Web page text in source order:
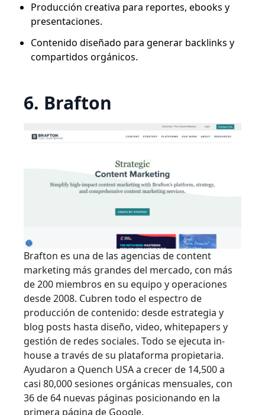
Producción creativa para reportes, ebooks y
presentaciones.
Contenido diseñado para generar backlinks y
compartidos orgánicos.
6. Brafton
Brafton es una de las agencias de content
marketing más grandes del mercado, con más
de 200 miembros en su equipo y operaciones
desde 2008. Cubren todo el espectro de
producción de contenido: desde estrategia y
blog posts hasta diseño, video, whitepapers y
gestión de redes sociales. Todo se ejecuta in-
house a través de su plataforma propietaria.
Ayudaron a Quench USA a crecer de 14,500 a
casi 80,000 sesiones orgánicas mensuales, con
36 de 64 nuevas páginas posicionando en la
primera página de Google.